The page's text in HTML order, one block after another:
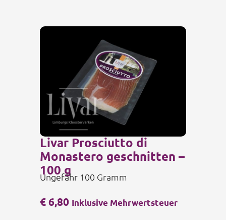
€6,80 Inklusive Mehrwertsteuer
Livar Prosciutto di
Monastero geschnitten –
100 g
Ungefähr 100 Gramm